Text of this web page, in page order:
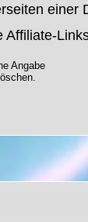
einer
Angabe